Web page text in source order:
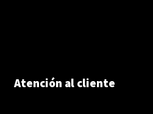
Atención al cliente